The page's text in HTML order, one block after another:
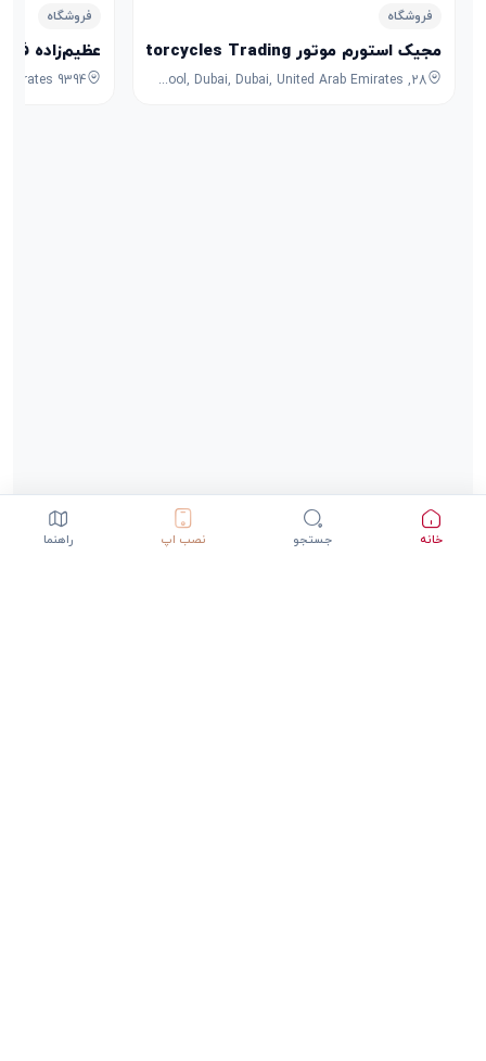
فروشگاه
مجیک استورم موتور Magic Storm Motorcycles Trading
28, 7B Street, Umm Ramool, Dubai, Dubai, United Arab Emirates
فروشگاه
عظیم‌زاده
خانه جستجو نصب اپ راهنما